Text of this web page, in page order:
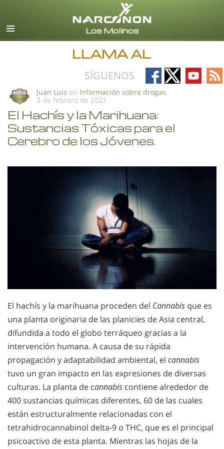
Español (Castellano)
Todas las Regiones/Idiomas
LLAMA AL
SÍGUENOS
Follow
on
Follow
on
Follow
on
on
Juan Luis en Información sobre drogas
3 de febrero de 2021
El Hachís y la Marihuana:
Sustancias Tóxicas para el
Cerebro de los Jóvenes.
El hachís y la marihuana proceden del Cannabis que es
una planta originaria de las planicies de Asia central,
difundida a todo el globo terráqueo gracias a la
intervención humana. A causa de su rápida
propagación y adaptabilidad ambiental, el cannabis
tuvo un gran impacto en las expresiones de diversas
culturas. La planta de cannabis contiene alrededor de
400 sustancias químicas diferentes, 60 de las cuales
están estructuralmente relacionadas con el
tetrahidrocannabinol delta-9 o THC, que es el principal
psicoactivo de esta planta. Mientras las hojas de la